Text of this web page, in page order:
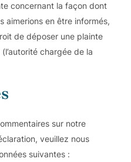
concernant la façon dont
aimerions en être informés,
de déposer une plainte
chargée de la
sur notre
veuillez nous
suivantes :